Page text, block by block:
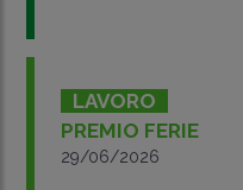
LAVORO
PREMIO FERIE
29/06/2026